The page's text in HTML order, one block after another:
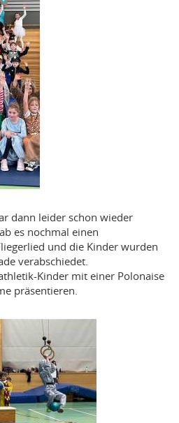
dann leider schon wieder
es nochmal einen
und die Kinder wurden
verabschiedet.
Kinder mit einer Polonaise
präsentieren.